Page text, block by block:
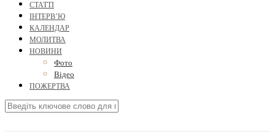
СТАТТІ
ІНТЕРВ’Ю
КАЛЕНДАР
МОЛИТВА
НОВИНИ
Фото
Відео
ПОЖЕРТВА